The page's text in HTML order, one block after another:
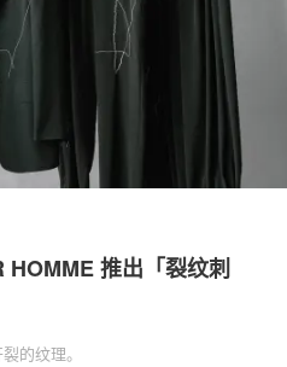
推出「裂纹刺
的纹理。